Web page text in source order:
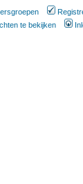
te bekijken